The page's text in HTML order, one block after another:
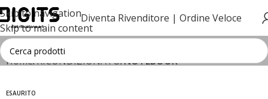
Skip to navigation
Skip to main content
Diventa Rivenditore | Ordine Veloce
Home RICONDIZIONATO NOTEBOOK
ESAURITO